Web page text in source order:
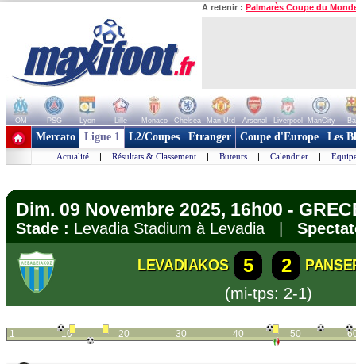
A retenir : Palmarès Coupe du
OM PSG Lyon Lille Monaco Chelsea Man Utd Arsenal Liverpool ManCity
+ de clubs
Mercato Ligue 1 L2/Coupes Etranger Coupe d'Europe Les
Actualité | Résultats & Classement | Buteurs | Calendrier |
Dim. 09 Novembre 2025, 16h00 -
Stade : Levadia Stadium à Levadia |
LEVADIAKOS 5 2
(mi-tps: 2-1)
1 10 20 30 40 50